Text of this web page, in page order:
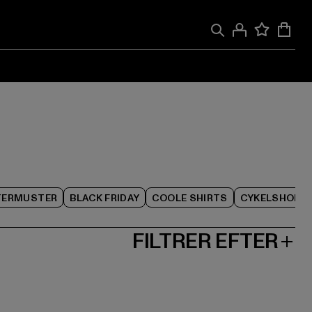
BLACK FRIDAY COOLE SHIRTS
FILTRER EFTER